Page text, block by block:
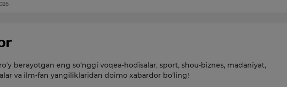
berayotgan eng so‘nggi voqea-hodisalar, sport, shou-biznes, madaniyat,
va ilm-fan yangiliklaridan doimo xabardor bo‘ling!